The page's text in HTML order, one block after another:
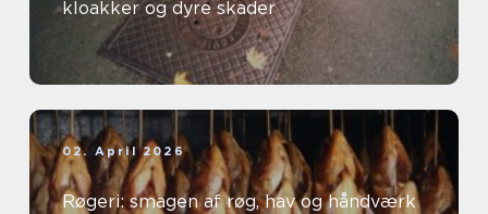
kloakker og dyre skader
02. April 2026
Røgeri: smagen af røg, hav og håndværk